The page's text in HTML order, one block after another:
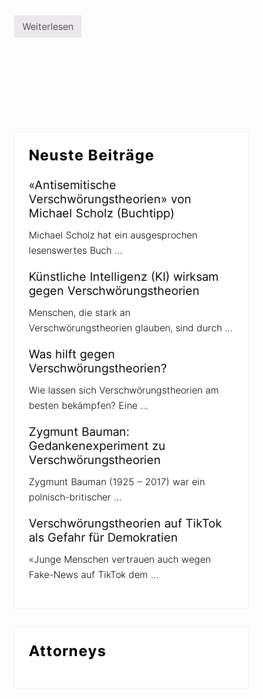
J
e
n
P
e
t
e
r
n
a
g
w
a
w
d
r
p
r
i
h
t
D
i
e
l
e
a
n
s
r
Weiterlesen
Neuste Beiträge
«Antisemitische
Verschwörungstheorien» von
Michael Scholz (Buchtipp)
Michael Scholz hat ein ausgesprochen
lesenswertes Buch …
Künstliche Intelligenz (KI) wirksam
gegen Verschwörungstheorien
Menschen, die stark an
Verschwörungstheorien glauben, sind durch …
Was hilft gegen
Verschwörungstheorien?
Wie lassen sich Verschwörungstheorien am
besten bekämpfen? Eine …
Zygmunt Bauman:
Gedankenexperiment zu
Verschwörungstheorien
Zygmunt Bauman (1925 – 2017) war ein
polnisch-britischer …
Verschwörungstheorien auf TikTok
als Gefahr für Demokratien
«Junge Menschen vertrauen auch wegen
Fake-News auf TikTok dem …
Attorneys